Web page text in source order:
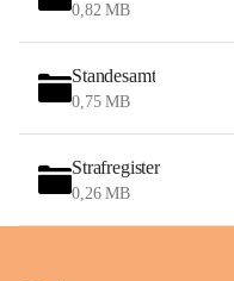
0,82 MB
Standesamt
0,75 MB
Strafregister
0,26 MB